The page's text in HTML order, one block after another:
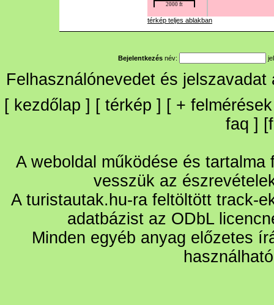
térkép teljes ablakban
Bejelentkezés név:
Felhasználónevedet és
[ kezdőlap ] [ térkép ] [ + felmérések
faq ] [
A weboldal működése és
vesszük az
A turistautak.hu-ra feltöltött track-
adatbázist az ODbL
Minden egyéb anyag előzetes